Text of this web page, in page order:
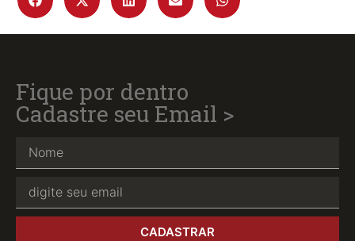
Fique por dentro
Cadastre seu Email >
CADASTRAR